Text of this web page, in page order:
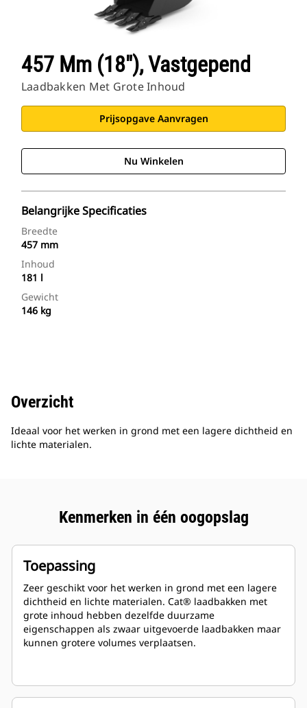
Cat Toepassingen
457 Mm (18"), Vastgepend
Laadbakken Met Grote Inhoud
Prijsopgave Aanvragen
Nu Winkelen
Belangrijke Specificaties
Breedte
457 mm
Inhoud
181 l
Gewicht
146 kg
Overzicht
Ideaal voor het werken in grond met een lagere dichtheid en
lichte materialen.
Kenmerken in één oogopslag
Toepassing
Zeer geschikt voor het werken in grond met een lagere
dichtheid en lichte materialen. Cat® laadbakken met
grote inhoud hebben dezelfde duurzame
eigenschappen als zwaar uitgevoerde laadbakken maar
kunnen grotere volumes verplaatsen.